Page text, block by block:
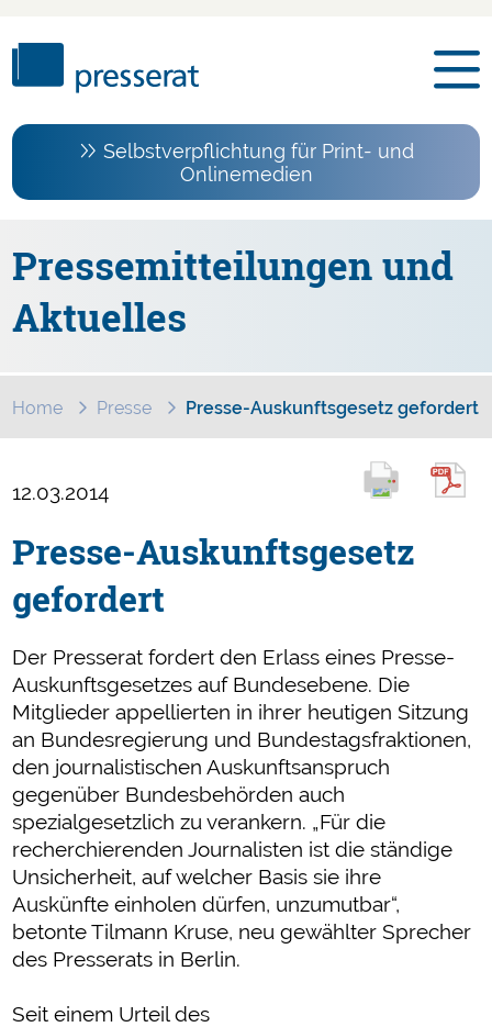
Selbstverpflichtung für Print- und
Onlinemedien
Pressemitteilungen und
Aktuelles
Home Presse Presse-Auskunftsgesetz gefordert
12.03.2014
Presse-Auskunftsgesetz
gefordert
Der Presserat fordert den Erlass eines Presse-
Auskunftsgesetzes auf Bundesebene. Die
Mitglieder appellierten in ihrer heutigen Sitzung
an Bundesregierung und Bundestagsfraktionen,
den journalistischen Auskunftsanspruch
gegenüber Bundesbehörden auch
spezialgesetzlich zu verankern. „Für die
recherchierenden Journalisten ist die ständige
Unsicherheit, auf welcher Basis sie ihre
Auskünfte einholen dürfen, unzumutbar“,
betonte Tilmann Kruse, neu gewählter Sprecher
des Presserats in Berlin.
Seit einem Urteil des